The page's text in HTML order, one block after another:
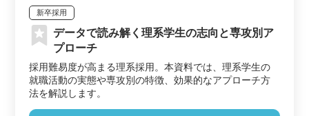
新卒採用
データで読み解く理系学生の志向と専攻別ア
プローチ
採用難易度が高まる理系採用。本資料では、理系学生の
就職活動の実態や専攻別の特徴、効果的なアプローチ方
法を解説します。